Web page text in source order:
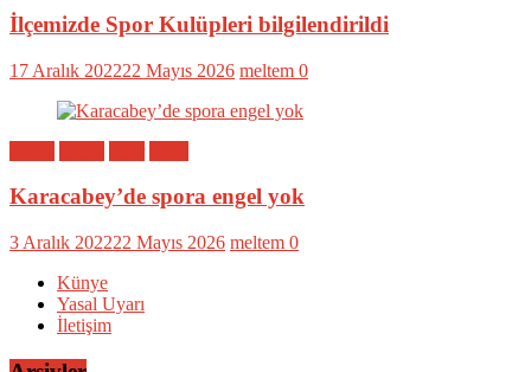
İlçemizde Spor Kulüpleri bilgilendirildi
17 Aralık 202222 Mayıs 2026 meltem 0
Karacabey’de spora engel yok
3 Aralık 202222 Mayıs 2026 meltem 0
Künye
Yasal Uyarı
İletişim